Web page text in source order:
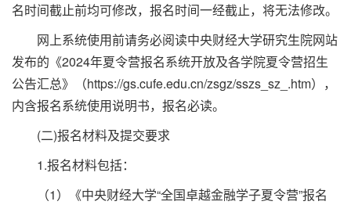
名时间截止前均可修改，报名时间一经截止，将无法修改。
网上系统使用前请务必阅读中央财经大学研究生院网站
发布的《2024年夏令营报名系统开放及各学院夏令营招生
公告汇总》（https://gs.cufe.edu.cn/zsgz/sszs_sz_.htm），
内含报名系统使用说明书，报名必读。
(二)报名材料及提交要求
1.报名材料包括：
（1）《中央财经大学“全国卓越金融学子夏令营”报名